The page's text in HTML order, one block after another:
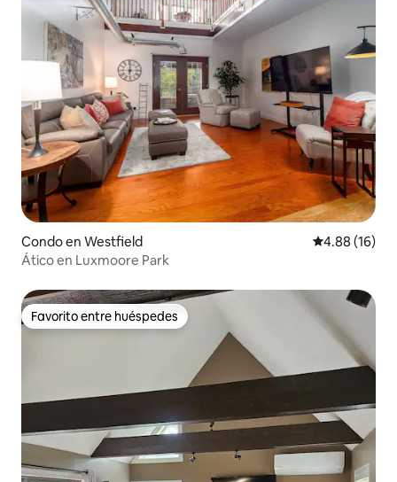
Condo en Westfield Calificación
4.88 (16)
Ático en Luxmoore Park
Favorito entre huéspedes
Favorito entre huéspedes